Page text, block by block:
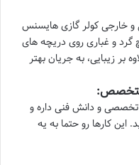
و خارجی کولر گازی هایسنس
گرد و غباری روی دریچه های
بر زیبایی، به جریان بهتر
متخصص:
تخصصی و دانش فنی داره و
کارها رو حتما به یه